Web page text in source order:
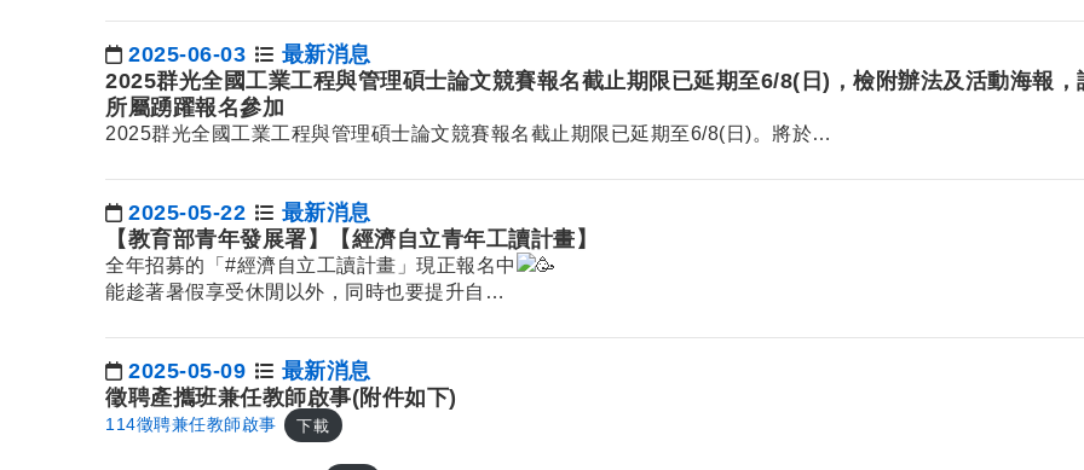
日期：
2025-06-03
最新消息
2025群光全國工業工程與管理碩士論文競賽報名截止期限已延期至6/8(日)，檢附辦法及活動海報，
所屬踴躍報名參加
2025群光全國工業工程與管理碩士論文競賽報名截止期限已延期至6/8(日)。將於…
日期：
2025-05-22
最新消息
【教育部青年發展署】【經濟自立青年工讀計畫】
全年招募的「 #經濟自立工讀計畫 」現正報名中
能趁著暑假享受休閒以外，同時也要提升自…
日期：
2025-05-09
最新消息
徵聘產攜班兼任教師啟事(附件如下)
114徵聘兼任教師啟事 下載